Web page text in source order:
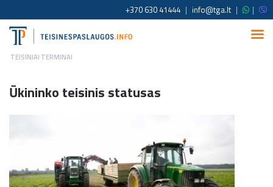
+370 630 41444 | info@tga.lt | |
TEISINIAI TERMINAI
Ūkininko teisinis statusas